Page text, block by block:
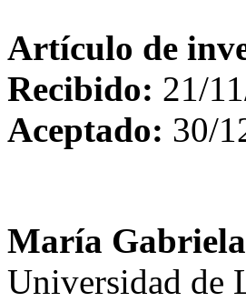
Artículo de
Recibido: 21/
Aceptado: 30/
María
Universidad de